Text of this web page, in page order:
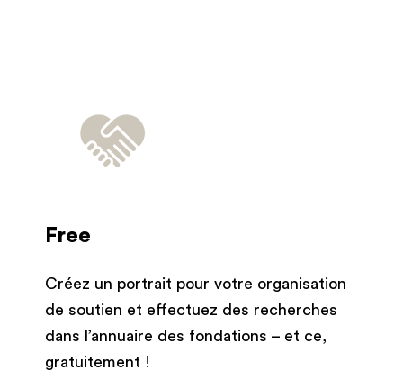
Free
Créez un portrait pour votre organisation
de soutien et effectuez des recherches
dans l’annuaire des fondations – et ce,
gratuitement !